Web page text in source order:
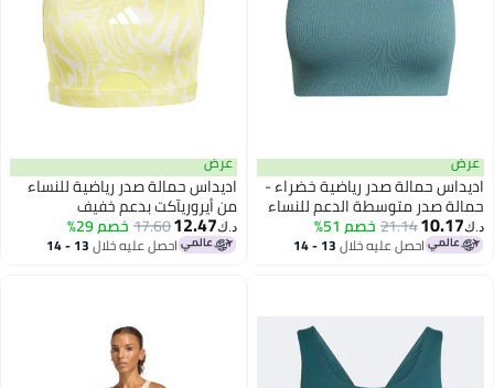
عرض
اديداس حمالة صدر رياضية خضراء -
حمالة صدر متوسطة الدعم للنساء
د.ك‏10.17
21.14خصم 51%
احصل عليه خلال 13 - 14
عرض
اديداس حمالة صدر رياضية للنساء
من أيروريآكت بدعم خفيف
د.ك‏12.47
17.60خصم 29%
احصل عليه خلال 13 - 14